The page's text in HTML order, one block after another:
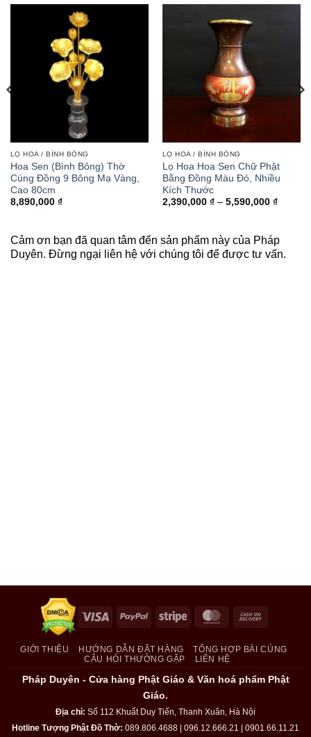
LỌ HOA / BÌNH BÔNG
Hoa Sen (Bình Bông) Thờ
Cúng Đồng 9 Bông Mạ Vàng,
Cao 80cm
8,890,000 ₫
LỌ HOA / BÌNH BÔNG
Lọ Hoa Hoa Sen Chữ Phật
Bằng Đồng Màu Đỏ, Nhiều
Kích Thước
2,390,000 ₫ – 5,590,000 ₫Khoảng
đến
Cảm ơn bạn đã quan tâm đến sản phẩm này của Pháp
Duyên. Đừng ngại liên hệ với chúng tôi để được tư vấn.
Visa PayPal Stripe MasterCard
Delivery
GIỚI THIỆU HƯỚNG DẪN ĐẶT HÀNG
TỔNG HỢP BÀI CÚNG
CÂU HỎI THƯỜNG GẶP
LIÊN HỆ
Pháp Duyên - Cửa hàng Phật Giáo & Văn hoá phẩm Phật
Giáo.
Địa chỉ: Số 112 Khuất Duy Tiến, Thanh Xuân, Hà Nội
Hotline Tượng Phật Đồ Thờ: 089.806.4688 | 096.12.666.21 | 0901.66.11.21